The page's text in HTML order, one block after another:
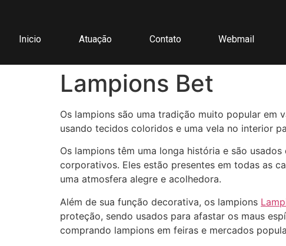
Inicio Atuação Contato Webmail
Lampions Bet
Os lampions são uma tradição muito popular em
usando tecidos coloridos e uma vela no interior
Os lampions têm uma longa história e são
corporativos. Eles estão presentes em todas as
uma atmosfera alegre e acolhedora.
Além de sua função decorativa, os lampions
proteção, sendo usados para afastar os maus
comprando lampions em feiras e mercados